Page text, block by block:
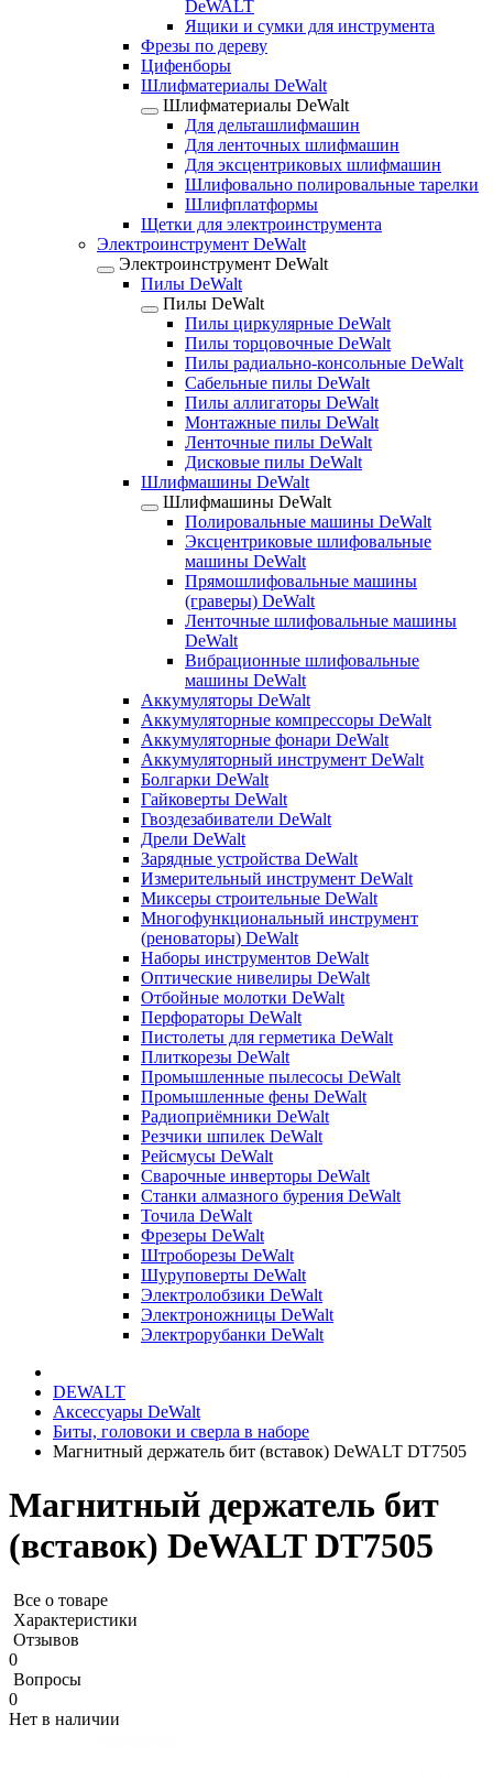
DeWALT
Ящики и сумки для инструмента
Фрезы по дереву
Цифенборы
Шлифматериалы DeWalt
Шлифматериалы DeWalt
Для дельташлифмашин
Для ленточных шлифмашин
Для эксцентриковых шлифмашин
Шлифовально полировальные тарелки
Шлифплатформы
Щетки для электроинструмента
Электроинструмент DeWalt
Электроинструмент DeWalt
Пилы DeWalt
Пилы DeWalt
Пилы циркулярные DeWalt
Пилы торцовочные DeWalt
Пилы радиально-консольные DeWalt
Сабельные пилы DeWalt
Пилы аллигаторы DeWalt
Монтажные пилы DeWalt
Ленточные пилы DeWalt
Дисковые пилы DeWalt
Шлифмашины DeWalt
Шлифмашины DeWalt
Полировальные машины DeWalt
Эксцентриковые шлифовальные
машины DeWalt
Прямошлифовальные машины
(граверы) DeWalt
Ленточные шлифовальные машины
DeWalt
Вибрационные шлифовальные
машины DeWalt
Аккумуляторы DeWalt
Аккумуляторные компрессоры DeWalt
Аккумуляторные фонари DeWalt
Аккумуляторный инструмент DeWalt
Болгарки DeWalt
Гайковерты DeWalt
Гвоздезабиватели DeWalt
Дрели DeWalt
Зарядные устройства DeWalt
Измерительный инструмент DeWalt
Миксеры строительные DeWalt
Многофункциональный инструмент
(реноваторы) DeWalt
Наборы инструментов DeWalt
Оптические нивелиры DeWalt
Отбойные молотки DeWalt
Перфораторы DeWalt
Пистолеты для герметика DeWalt
Плиткорезы DeWalt
Промышленные пылесосы DeWalt
Промышленные фены DeWalt
Радиоприёмники DeWalt
Резчики шпилек DeWalt
Рейсмусы DeWalt
Сварочные инверторы DeWalt
Станки алмазного бурения DeWalt
Точила DeWalt
Фрезеры DeWalt
Штроборезы DeWalt
Шуруповерты DeWalt
Электролобзики DeWalt
Электроножницы DeWalt
Электрорубанки DeWalt
DEWALT
Аксессуары DeWalt
Биты, головоки и сверла в наборе
Магнитный держатель бит (вставок) DeWALT DT7505
Магнитный держатель бит
(вставок) DeWALT DT7505
Все о товаре
Характеристики
Отзывов
0
Вопросы
0
Нет в наличии